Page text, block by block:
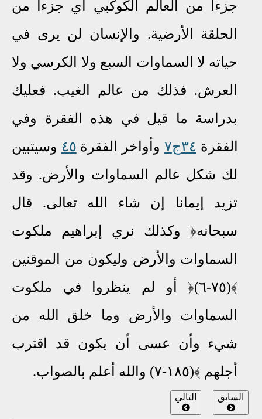
جزءا من العالم الكوكبي أي جزءا من
الحلقة الأرضية. والإنسان لن يرى في
حياته لا السماوات السبع ولا الكرسي ولا
العرش. فذلك من عالم الغيب. فعليك
بدراسة ما قيل في هذه الفقرة وفي
الفقرة ٣٤ج٧ وأواخر الفقرة ٤٥ وسيتبين
لك شكل عالم السماوات والأرض. وقد
تزيد إيمانا إن شاء الله تعالى. قال
سبحانه﴿ وكذلك نري إبراهيم ملكوت
السماوات والأرض وليكون من الموقنين
﴾(٧٥-٦)﴿ أو لم ينظروا في ملكوت
السماوات والأرض وما خلق الله من
شيء وأن عسى أن يكون قد اقترب
أجلهم ﴾(١٨٥-٧) والله أعلم بالصواب
.
السابق التالي